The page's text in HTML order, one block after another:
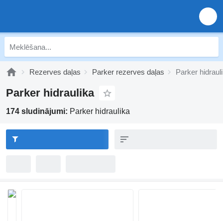
Rezerves daļas Parker rezerves daļas Parker
Parker hidraulika
174 sludinājumi: Parker hidraulika